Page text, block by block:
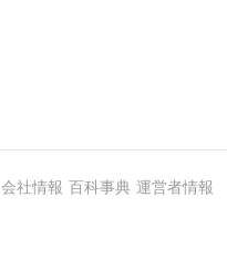
会社情報 百科事典 運営者情報